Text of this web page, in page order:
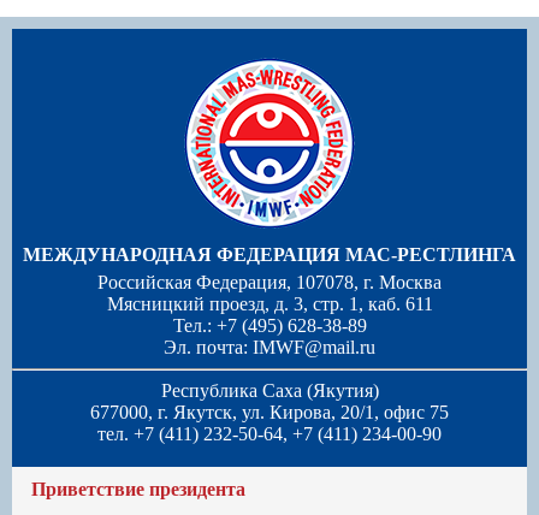
МЕЖДУНАРОДНАЯ ФЕДЕРАЦИЯ МАС-РЕСТЛИНГА
Российская Федерация, 107078, г. Москва
Мясницкий проезд, д. 3, стр. 1, каб. 611
Тел.: +7 (495) 628-38-89
Эл. почта: IMWF@mail.ru
Республика Саха (Якутия)
677000, г. Якутск, ул. Кирова, 20/1, офис 75
тел. +7 (411) 232-50-64, +7 (411) 234-00-90
Приветствие президента